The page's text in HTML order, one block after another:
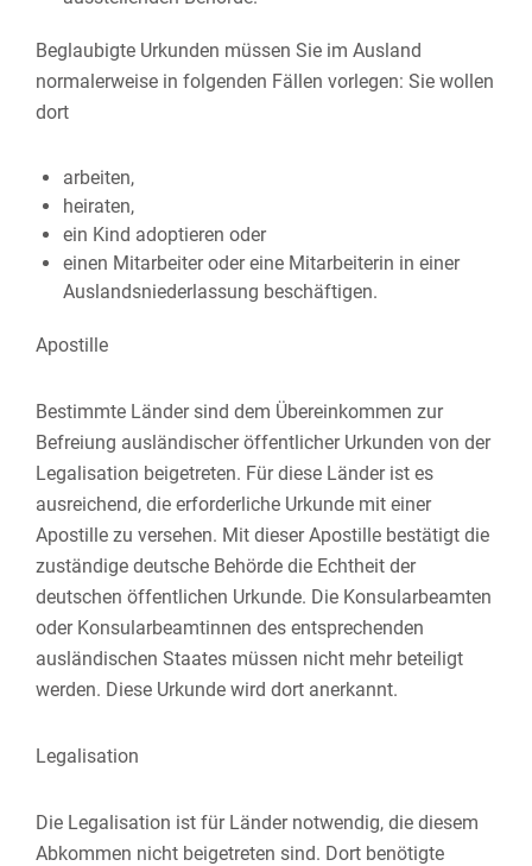
Beglaubigte Urkunden müssen Sie im Ausland
normalerweise in folgenden Fällen vorlegen: Sie wollen
dort
arbeiten,
heiraten,
ein Kind adoptieren oder
einen Mitarbeiter oder eine Mitarbeiterin in einer
Auslandsniederlassung beschäftigen.
Apostille
Bestimmte Länder sind dem Übereinkommen zur
Befreiung ausländischer öffentlicher Urkunden von der
Legalisation beigetreten. Für diese Länder ist es
ausreichend, die erforderliche Urkunde mit einer
Apostille zu versehen. Mit dieser Apostille bestätigt die
zuständige deutsche Behörde die Echtheit der
deutschen öffentlichen Urkunde. Die Konsularbeamten
oder Konsularbeamtinnen des entsprechenden
ausländischen Staates müssen nicht mehr beteiligt
werden. Diese Urkunde wird dort anerkannt.
Legalisation
Die Legalisation ist für Länder notwendig, die diesem
Abkommen nicht beigetreten sind. Dort benötigte